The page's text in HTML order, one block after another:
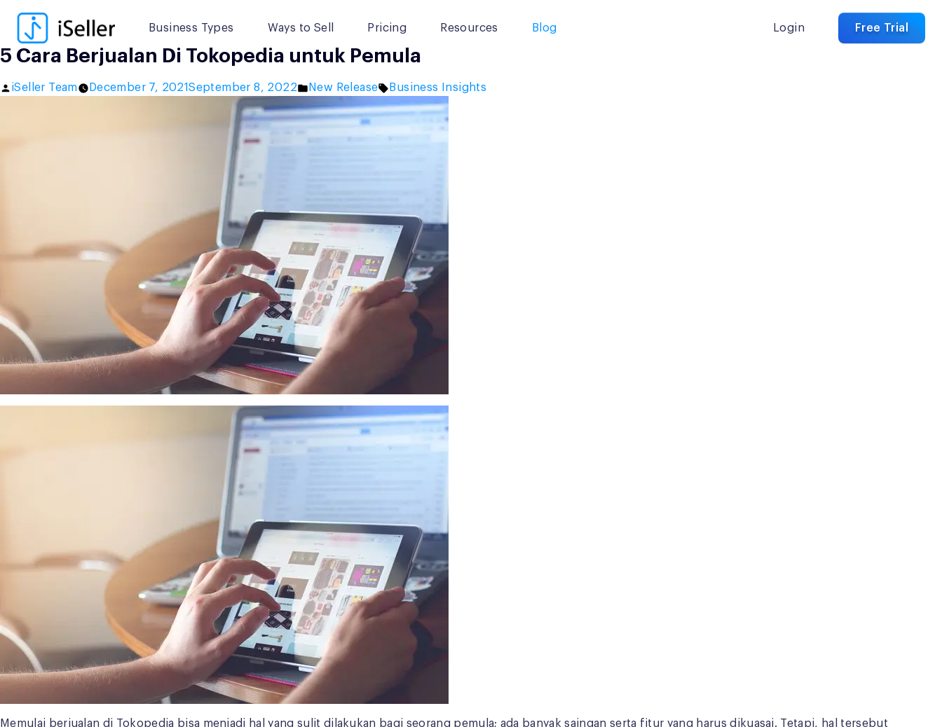
Business Types Ways to Sell Pricing Resources Blog Login Free Trial
content
5 Cara Berjualan Di Tokopedia untuk Pemula
Posted
iSeller Team December 7, 2021September 8, 2022
Posted
New Release Tags:
Business Insights
Memulai berjualan di Tokopedia bisa menjadi hal yang sulit dilakukan bagi seorang pemula; ada banyak saingan serta fitur yang harus dikuasai. Tetapi, hal tersebut